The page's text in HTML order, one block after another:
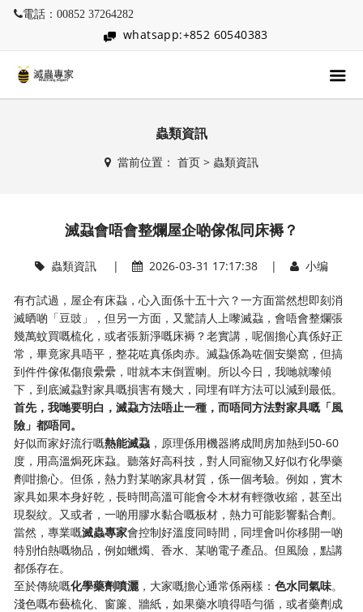
電話：00852 37264282
whatsapp:+852 60540383
蟲類資訊
當前位置： 首页> 蟲類資訊
滅蝨會唔會整爛屋企啲傢俬同床褥？
蟲類資訊| 2026-03-31 17:17:38 | 小编
有冇試過，屋企有床蝨，心入面係十五十六？一方面當然想即刻消
滅晒啲「豆豉」，但另一方面，又驚請人上嚟滅蝨，會唔會整爛張
幾萬蚊買嘅梳化，或者張新淨嘅床褥？老實講，呢個擔心真係好正
常，畢竟家具唔平，整花咗真係肉赤。滅蝨係為咗個安樂窩，但搞
到件件傢俬傷痕纍纍，咁就本末倒置喇。所以今日，我哋就嚟傾
下，到底滅蝨對家具嘅損害有幾大，同埋有咩方法可以減到最低。
首先，我哋要明白，滅蝨方法唔止一種，而唔同方法對家具嘅「風
險」都唔同。
好似而家好流行嘅熱能滅蝨 ，原理係用機器將成間房加熱到50-60
度，用高溫焗死床蝨。聽落好高科技，對人同寵物又好似冇化學藥
劑咁擔心。但係，熱力對某啲家具材質，係一個考驗。例如，實木
家具如果本身好乾，長時間高溫可能會令木材有輕微收縮，甚至出
現裂紋。又或者，一啲用膠水黏合嘅板材，熱力可能影響黏合劑。
當然，專業嘅滅蟲專家會控制好溫度同時間，同埋會叫你移開一啲
特別怕熱嘅物品，例如蠟燭、香水、某啲電子產品。但風險，點講
都係存在。
至於傳統嘅化學藥劑噴灑，大家嘅擔心通常係兩樣：色水同氣味。
淺色嘅布藝梳化、窗簾、牆紙，如果藥水噴得唔勻循，或者藥劑成